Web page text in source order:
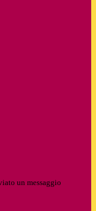
un messaggio